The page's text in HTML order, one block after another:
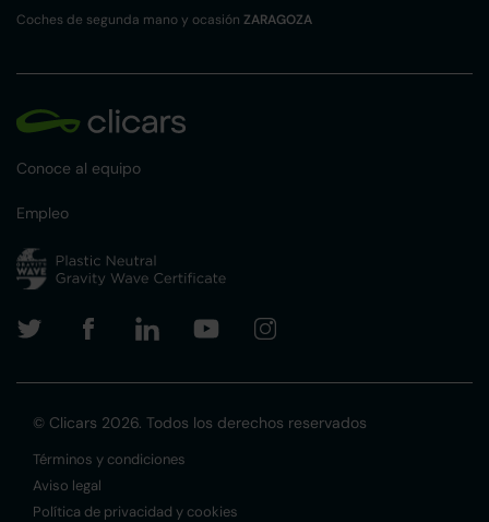
Coches de segunda mano y ocasión ZARAGOZA
Conoce al equipo
Empleo
© Clicars 2026. Todos los derechos reservados
Términos y condiciones
Aviso legal
Política de privacidad y cookies